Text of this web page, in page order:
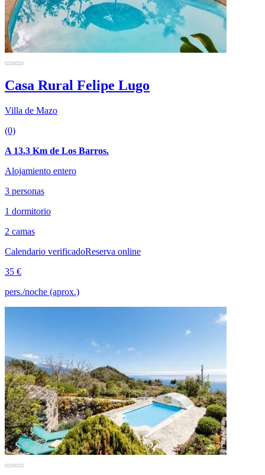
Casa Rural Felipe Lugo
Villa de Mazo
(0)
A 13.3 Km de Los Barros.
Alojamiento entero
3 personas
1 dormitorio
2 camas
Calendario verificadoReserva online
35 €
pers./noche (aprox.)